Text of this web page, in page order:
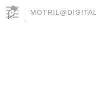
MOTRIL@DIGITAL